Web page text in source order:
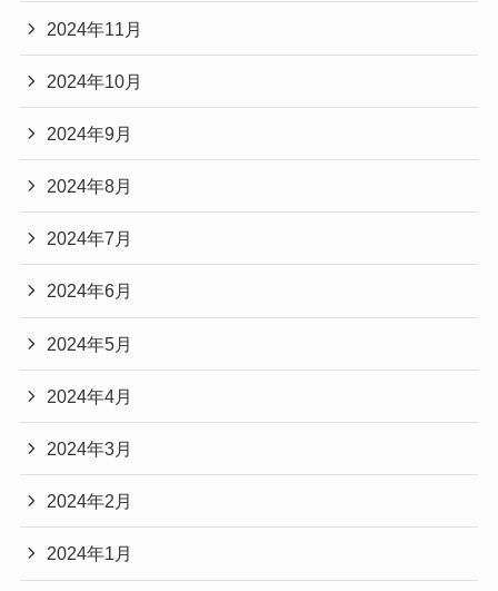
2024年11月
2024年10月
2024年9月
2024年8月
2024年7月
2024年6月
2024年5月
2024年4月
2024年3月
2024年2月
2024年1月